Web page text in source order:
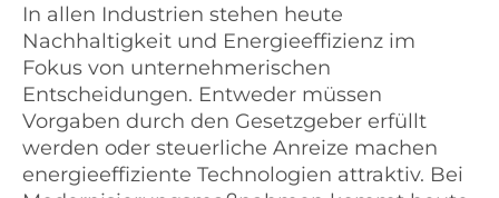
In allen Industrien stehen heute
Nachhaltigkeit und Energieeffizienz im
Fokus von unternehmerischen
Entscheidungen. Entweder müssen
Vorgaben durch den Gesetzgeber erfüllt
werden oder steuerliche Anreize machen
energieeffiziente Technologien attraktiv. Bei